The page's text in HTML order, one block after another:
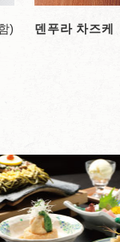
) 덴푸라 차즈케